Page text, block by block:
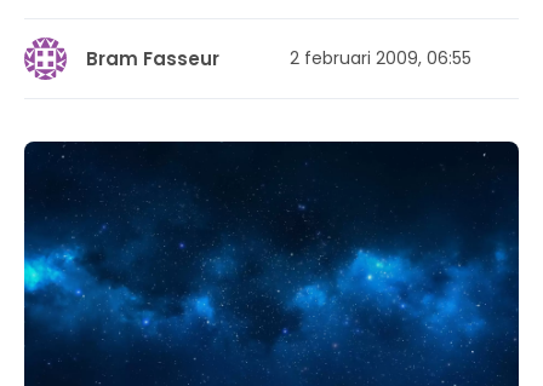
Bram Fasseur 2 februari 2009, 06:55